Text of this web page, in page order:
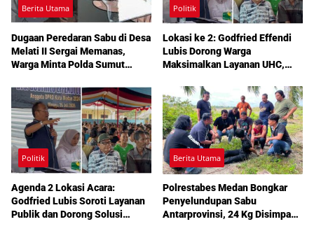
Berita Utama
Dugaan Peredaran Sabu di Desa
Melati II Sergai Memanas,
Warga Minta Polda Sumut
Politik
Lokasi ke 2: Godfried Effendi
Lubis Dorong Warga
Maksimalkan Layanan UHC,
Pendidikan Mengemuka dalam
Reses Medan Amplas
Politik
Agenda 2 Lokasi Acara:
Godfried Lubis Soroti Layanan
Publik dan Dorong Solusi
Berita Utama
Polrestabes Medan Bongkar
Penyelundupan Sabu
Antarprovinsi, 24 Kg Disimpan